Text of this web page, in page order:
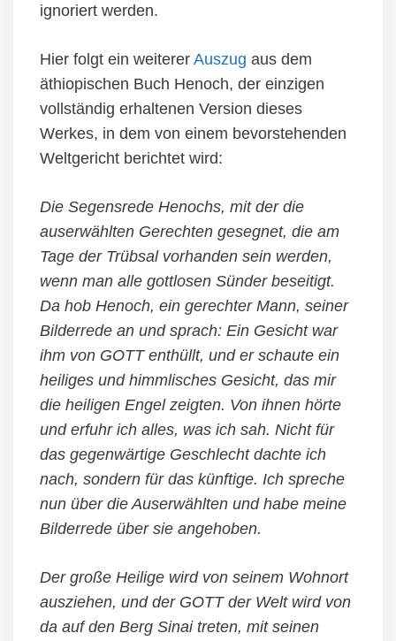
ignoriert werden.
Hier folgt ein weiterer Auszug aus dem
äthiopischen Buch Henoch, der einzigen
vollständig erhaltenen Version dieses
Werkes, in dem von einem bevorstehenden
Weltgericht berichtet wird:
Die Segensrede Henochs, mit der die
auserwählten Gerechten gesegnet, die am
Tage der Trübsal vorhanden sein werden,
wenn man alle gottlosen Sünder beseitigt.
Da hob Henoch, ein gerechter Mann, seiner
Bilderrede an und sprach: Ein Gesicht war
ihm von GOTT enthüllt, und er schaute ein
heiliges und himmlisches Gesicht, das mir
die heiligen Engel zeigten. Von ihnen hörte
und erfuhr ich alles, was ich sah. Nicht für
das gegenwärtige Geschlecht dachte ich
nach, sondern für das künftige. Ich spreche
nun über die Auserwählten und habe meine
Bilderrede über sie angehoben.
Der große Heilige wird von seinem Wohnort
ausziehen, und der GOTT der Welt wird von
da auf den Berg Sinai treten, mit seinen